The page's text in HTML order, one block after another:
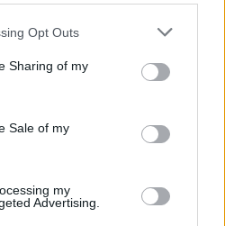
app uses one or more Google
behaviour. You may click to
and its third-party tags to
purposes in below Google
Opt Outs
Sharing of my
Sale of my
my
Advertising.
2026-08-15 18:00